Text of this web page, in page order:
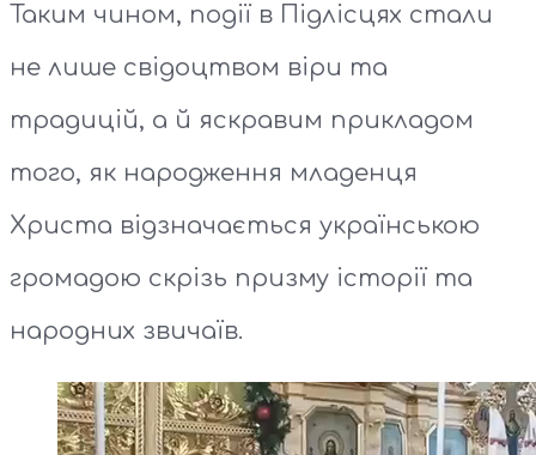
Таким чином, події в Підлісцях стали
не лише свідоцтвом віри та
традицій, а й яскравим прикладом
того, як народження младенця
Христа відзначається українською
громадою скрізь призму історії та
народних звичаїв.